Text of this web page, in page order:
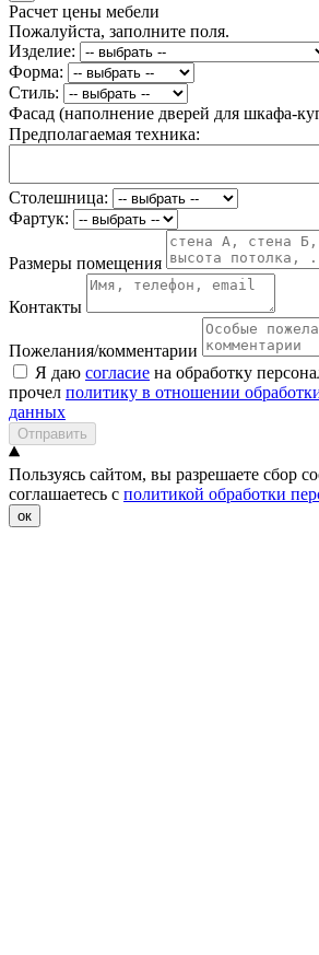
Расчет цены мебели
Пожалуйста, заполните поля.
Изделие:
Форма:
Стиль:
Фасад (наполнение дверей для шкафа-
Предполагаемая техника:
Столешница:
Фартук:
Размеры помещения
Контакты
Пожелания/комментарии
Я даю согласие на обработку
прочел политику в отношении
данных
Отправить
Пользуясь сайтом, вы разрешаете сбор
соглашаетесь с политикой обработки
ок